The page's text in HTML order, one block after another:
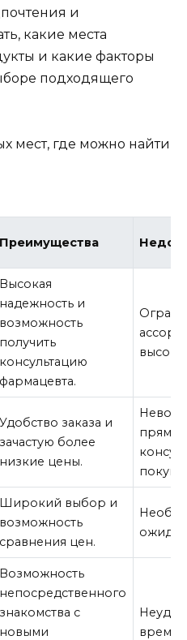
и
какие места
и какие факторы
подходящего
мест, где можно найти
Преимущества
Высокая
надежность и
возможность
получить
консультацию
фармацевта.
Удобство заказа и
зачастую более
низкие цены.
Широкий выбор и
возможность
сравнения цен.
Возможность
непосредственного
знакомства с
новыми